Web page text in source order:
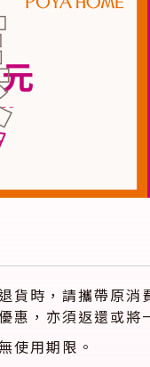
貨時，請攜帶原
惠，亦須返還或將
使用期限。